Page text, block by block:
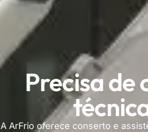
Precisa de
A ArFrio oferece conserto e